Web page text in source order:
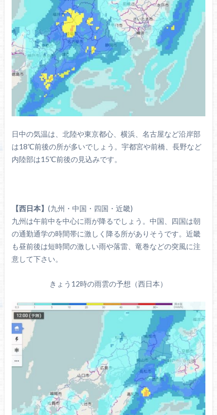
日中の気温は、北陸や東京都心、横浜、名古屋など沿岸部
は18℃前後の所が多いでしょう。宇都宮や前橋、長野など
内陸部は15℃前後の見込みです。
【西日本】 (九州・中国・四国・近畿)
九州は午前中を中心に雨が降るでしょう。中国、四国は朝
の通勤通学の時間帯に激しく降る所がありそうです。近畿
も昼前後は短時間の激しい雨や落雷、竜巻などの突風に注
意して下さい。
きょう12時の雨雲の予想（西日本）